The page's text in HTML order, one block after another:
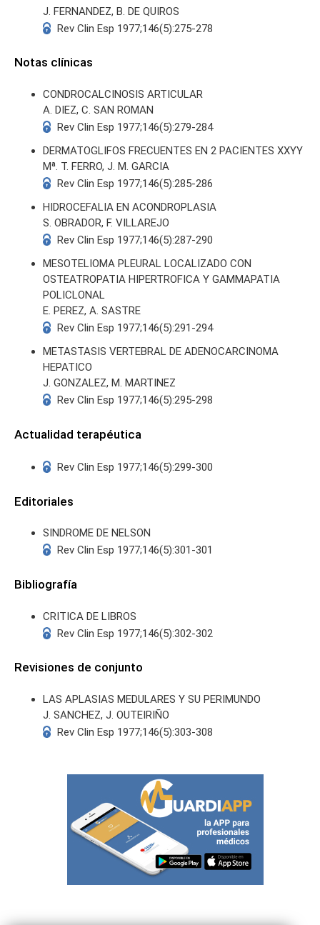
J. FERNANDEZ, B. DE QUIROS
Rev Clin Esp 1977;146(5):275-278
Notas clínicas
CONDROCALCINOSIS ARTICULAR
A. DIEZ, C. SAN ROMAN
Rev Clin Esp 1977;146(5):279-284
DERMATOGLIFOS FRECUENTES EN 2 PACIENTES XXYY
Mª. T. FERRO, J. M. GARCIA
Rev Clin Esp 1977;146(5):285-286
HIDROCEFALIA EN ACONDROPLASIA
S. OBRADOR, F. VILLAREJO
Rev Clin Esp 1977;146(5):287-290
MESOTELIOMA PLEURAL LOCALIZADO CON
OSTEATROPATIA HIPERTROFICA Y GAMMAPATIA
POLICLONAL
E. PEREZ, A. SASTRE
Rev Clin Esp 1977;146(5):291-294
METASTASIS VERTEBRAL DE ADENOCARCINOMA
HEPATICO
J. GONZALEZ, M. MARTINEZ
Rev Clin Esp 1977;146(5):295-298
Actualidad terapéutica
Rev Clin Esp 1977;146(5):299-300
Editoriales
SINDROME DE NELSON
Rev Clin Esp 1977;146(5):301-301
Bibliografía
CRITICA DE LIBROS
Rev Clin Esp 1977;146(5):302-302
Revisiones de conjunto
LAS APLASIAS MEDULARES Y SU PERIMUNDO
J. SANCHEZ, J. OUTEIRIÑO
Rev Clin Esp 1977;146(5):303-308